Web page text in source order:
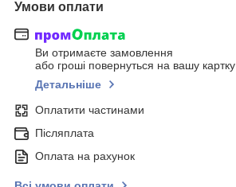
Умови оплати
Ви отримаєте замовлення
або гроші повернуться на вашу картку
Детальніше
Оплатити частинами
Післяплата
Оплата на рахунок